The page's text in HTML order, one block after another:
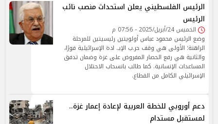
الرئيس الفلسطيني يعلن استحداث منصب نائب
الرئيس
الخميس 24/أبريل/2025 - 07:56 م
وضع الرئيس محمود عباس أولويتين رئيسيتين للمرحلة
الراهنة؛ الأولى هي وقف حر.ب الإبـ. ادة الإسرائيلية فورًا،
والثانية هي رفع الحصار المفروض على غزة وضمان تدفق
المساعدات الإنسانية. كما طالب بانسحاب الاحتلال
الإسرائيلي الكامل من القطاع.
دعم أوروبي للخطة العربية لإعادة إعمار غزة..
لمستقبل مستدام